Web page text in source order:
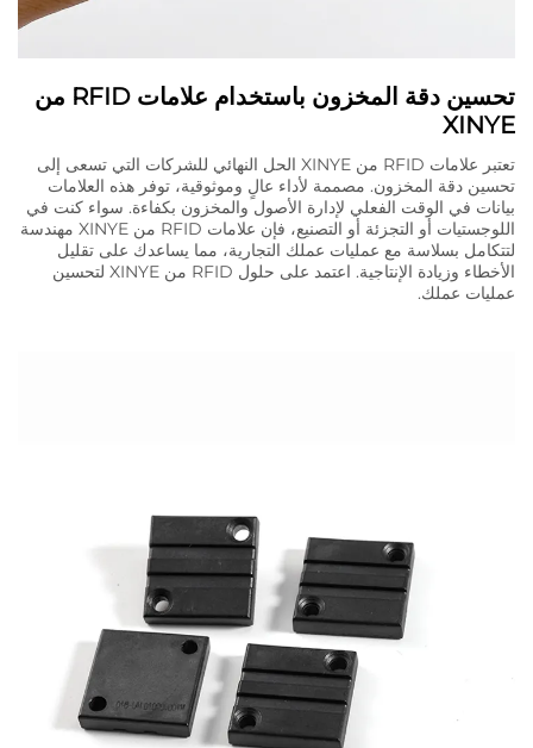
تحسين دقة المخزون باستخدام علامات RFID من
XINYE
تعتبر علامات RFID من XINYE الحل النهائي للشركات التي تسعى إلى
تحسين دقة المخزون. مصممة لأداء عالٍ وموثوقية، توفر هذه العلامات
بيانات في الوقت الفعلي لإدارة الأصول والمخزون بكفاءة. سواء كنت في
اللوجستيات أو التجزئة أو التصنيع، فإن علامات RFID من XINYE مهندسة
لتتكامل بسلاسة مع عمليات عملك التجارية، مما يساعدك على تقليل
الأخطاء وزيادة الإنتاجية. اعتمد على حلول RFID من XINYE لتحسين
عمليات عملك.